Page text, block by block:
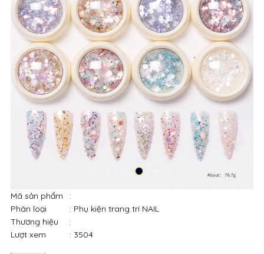
Mã sản phẩm
:
Phân loại
: Phụ kiện trang trí NAIL
Thương hiệu
:
Lượt xem
: 3504